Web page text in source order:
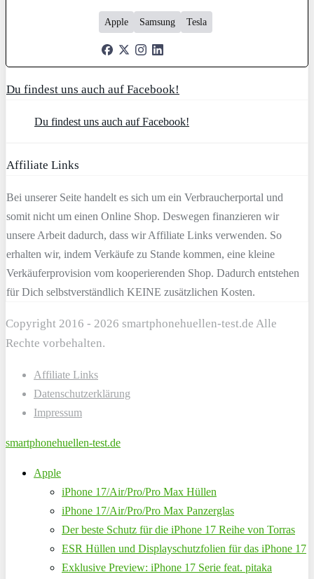
Apple Samsung Tesla
Du findest uns auch auf Facebook!
Du findest uns auch auf Facebook!
Affiliate Links
Bei unserer Seite handelt es sich um ein Verbraucherportal und
somit nicht um einen Online Shop. Deswegen finanzieren wir
unsere Arbeit dadurch, dass wir Affiliate Links verwenden. So
erhalten wir, indem Verkäufe zu Stande kommen, eine kleine
Verkäuferprovision vom kooperierenden Shop. Dadurch entstehen
für Dich selbstverständlich KEINE zusätzlichen Kosten.
Copyright 2016 - 2026 smartphonehuellen-test.de Alle
Rechte vorbehalten.
Affiliate Links
Datenschutzerklärung
Impressum
smartphonehuellen-test.de
Apple
iPhone 17/Air/Pro/Pro Max Hüllen
iPhone 17/Air/Pro/Pro Max Panzerglas
Der beste Schutz für die iPhone 17 Reihe von Torras
ESR Hüllen und Displayschutzfolien für das iPhone 17
Exklusive Preview: iPhone 17 Serie feat. pitaka